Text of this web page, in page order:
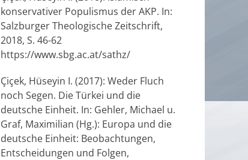
konservativer Populismus der AKP. In:
Salzburger Theologische Zeitschrift,
2018, S. 46-62
https://www.sbg.ac.at/sathz/
Çiçek, Hüseyin I. (2017): Weder Fluch
noch Segen. Die Türkei und die
deutsche Einheit. In: Gehler, Michael u.
Graf, Maximilian (Hg.): Europa und die
deutsche Einheit: Beobachtungen,
Entscheidungen und Folgen,